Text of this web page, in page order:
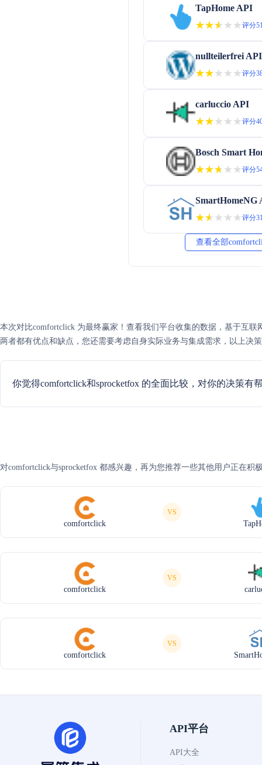
TapHome API
★★★★★
★★★★★评分
nullteilerfrei API
★★★★★
★★★★★评分
carluccio API
★★★★★
★★★★★评分
Bosch Smart
★★★★★
★★★★★评分
SmartHomeNG
★★★★★
★★★★★评分
查看全部
本次对比comfortclick 为最终赢家！查看我们平台收集的数据，基于互联
两者都有优点和缺点，您还需要考虑自身实际业务与集成需求，以上决
你觉得comfortclick和sprocketfox 的全面比较，对你的决策有
对comfortclick与sprocketfox 都感兴趣，再为您推荐一些其他用户正在积
comfortclick
VS
comfortclick
VS
comfortclick
VS
API平台
API大全